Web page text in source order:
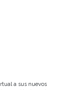
a sus nuevos